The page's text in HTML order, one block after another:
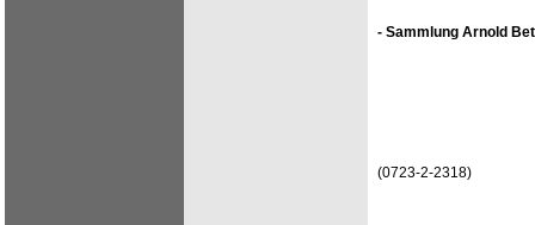
- Sammlung Arnold
(0723-2-2318)